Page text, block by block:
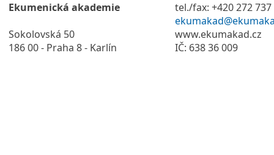
Ekumenická akademie
Sokolovská 50
186 00 - Praha 8 - Karlín
tel./fax: +420 272 737
www.ekumakad.cz
IČ: 638 36 009